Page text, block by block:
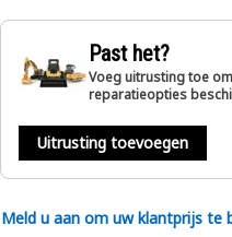
Past het?
Voeg uitrusting toe
reparatieopties
Uitrusting toevoegen
Meld u aan om uw klantprijs te